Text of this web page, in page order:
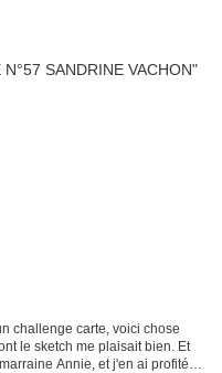
challenge carte, voici chose
le sketch me plaisait bien. Et
Annie, et j'en ai profité